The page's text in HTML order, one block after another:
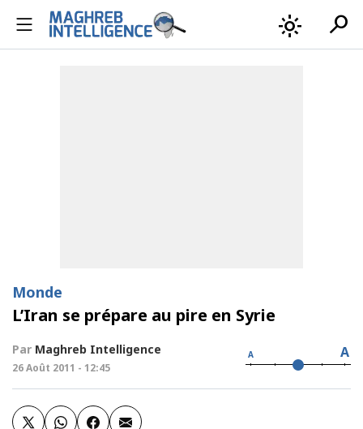
light_mode search
Monde
L’Iran se prépare au pire en Syrie
Par Maghreb Intelligence
26 Août 2011 - 12:45
A A